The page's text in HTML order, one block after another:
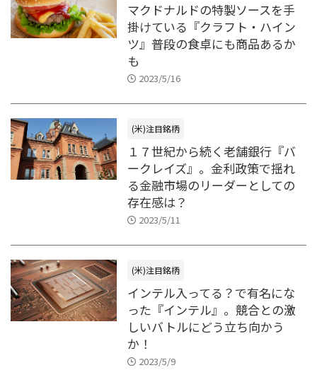
マクドナルドの特製ソースを手
掛けている『クラフト・ハイン
ツ』普段の食卓にも商品あるか
も
2023/5/16
(米)注目銘柄
１７世紀から続く老舗銀行『バ
ークレイズ』。金利政策で揺れ
る金融市場のリーダーとしての
存在感は？
2023/5/11
(米)注目銘柄
インテル入ってる？で有名にな
った『インテル』。競合との激
しいバトルにどう立ち向かう
か！
2023/5/9